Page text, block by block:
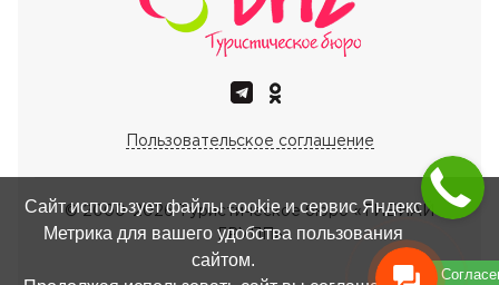
Пользовательское соглашение
© 2000-2026Туристическое бюро «ТИБИАЙ
ГРУПП»
Сайт использует файлы cookie и сервис Яндекс
Метрика для вашего удобства пользования
сайтом.